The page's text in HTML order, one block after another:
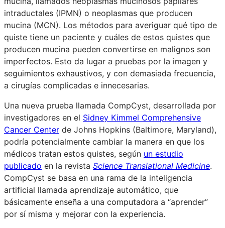
intraductales (IPMN) o neoplasmas que producen
mucina (MCN). Los métodos para averiguar qué tipo de
quiste tiene un paciente y cuáles de estos quistes que
producen mucina pueden convertirse en malignos son
imperfectos. Esto da lugar a pruebas por la imagen y
seguimientos exhaustivos, y con demasiada frecuencia,
a cirugías complicadas e innecesarias.
Una nueva prueba llamada CompCyst, desarrollada por
investigadores en el Sidney Kimmel Comprehensive
Cancer Center de Johns Hopkins (Baltimore, Maryland),
podría potencialmente cambiar la manera en que los
médicos tratan estos quistes, según un estudio
publicado en la revista Science Translational Medicine.
CompCyst se basa en una rama de la inteligencia
artificial llamada aprendizaje automático, que
básicamente enseña a una computadora a “aprender”
por sí misma y mejorar con la experiencia.